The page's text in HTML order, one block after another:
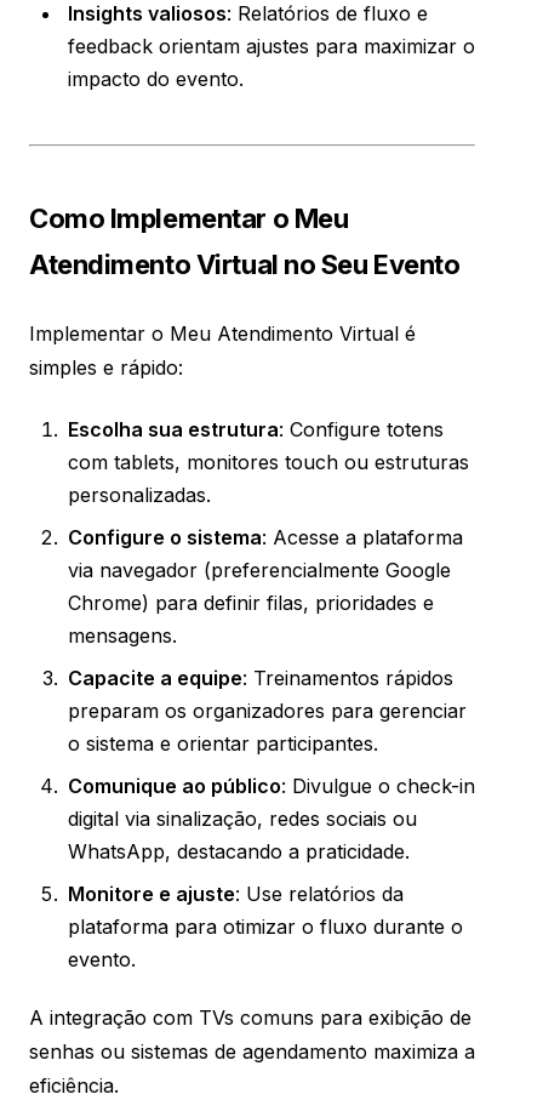
Insights valiosos: Relatórios de fluxo e
feedback orientam ajustes para maximizar o
impacto do evento.
Como Implementar o Meu
Atendimento Virtual no Seu Evento
Implementar o Meu Atendimento Virtual é
simples e rápido:
Escolha sua estrutura: Configure totens
com tablets, monitores touch ou estruturas
personalizadas.
Configure o sistema: Acesse a plataforma
via navegador (preferencialmente Google
Chrome) para definir filas, prioridades e
mensagens.
Capacite a equipe: Treinamentos rápidos
preparam os organizadores para gerenciar
o sistema e orientar participantes.
Comunique ao público: Divulgue o check-in
digital via sinalização, redes sociais ou
WhatsApp, destacando a praticidade.
Monitore e ajuste: Use relatórios da
plataforma para otimizar o fluxo durante o
evento.
A integração com TVs comuns para exibição de
senhas ou sistemas de agendamento maximiza a
eficiência.